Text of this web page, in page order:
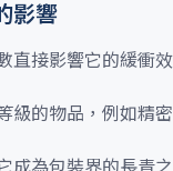
影響
直接影響它的緩衝
級的物品，例如精
成為包裝界的長青